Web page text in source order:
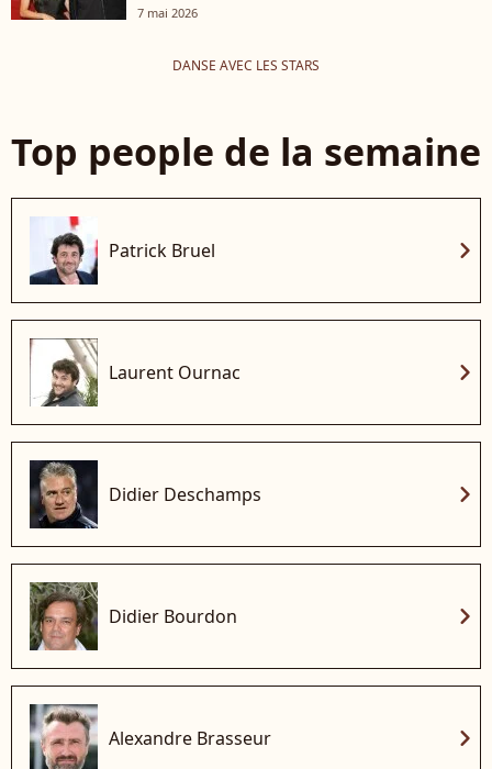
7 mai 2026
DANSE AVEC LES STARS
Top people de la semaine
Patrick Bruel chevron_right
Laurent Ournac chevron_right
Didier Deschamps chevron_right
Didier Bourdon chevron_right
Alexandre Brasseur chevron_right